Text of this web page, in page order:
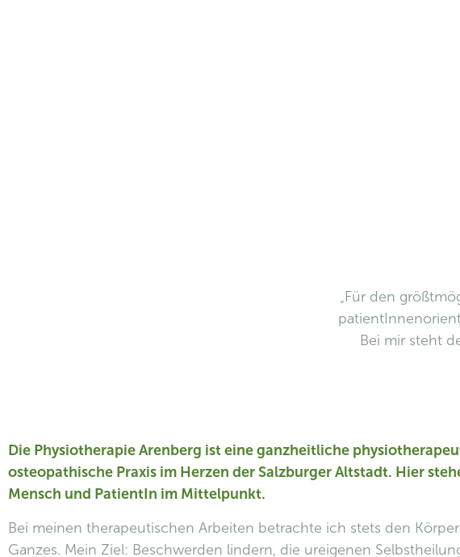
„Für den
Bei mir steht
Die Physiotherapie Arenberg ist eine ganzheitliche
osteopathische Praxis im Herzen der Salzburger Altstadt. Hier
Mensch und PatientIn im Mittelpunkt.
Bei meinen therapeutischen Arbeiten betrachte ich stets den Körper
Ganzes. Mein Ziel: Beschwerden lindern, die ureigenen